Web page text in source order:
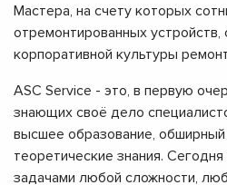
Мастера, на счету которых
отремонтированных
корпоративной культуры
ASC Service - это, в первую
знающих своё дело
высшее образование, обширный
теоретические знания.
задачами любой сложности,